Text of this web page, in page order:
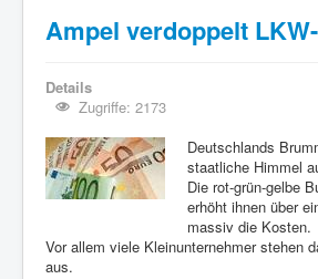
Ampel verdoppelt
Details
Zugriffe: 2173
Deutschlands
staatliche Himmel
Die rot-grün-gelbe
erhöht ihnen über
massiv die Kosten.
Vor allem viele Kleinunternehmer stehen
aus.